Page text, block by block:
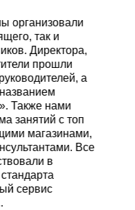
организовали
так и
Директора,
прошли
а
Также нами
занятий с топ
магазинами,
Все
в
сервис